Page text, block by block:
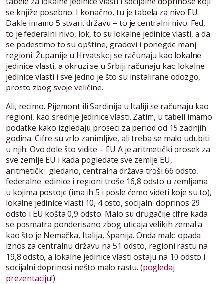
se knjiže posebno. I konačno, tu je tabela za nivo EU.
Dakle imamo 5 stvari: državu – to je centralni nivo. Fed,
to je federalni nivo, lok, to su lokalne jedinice vlasti, a da
se podestimo to su opštine, gradovi i ponegde manji
regioni. Županije u Hrvatskoj se računaju kao lokalne
jedinice vlasti, a okruzi se u Srbiji računaju kao lokalne
jedinice vlasti i sve jedno je što su instalirane odozgo,
prosto zbog svoje veličine.
Ali, recimo, Pijemont ili Sardinija u Italiji se računaju kao
regioni, kao srednje jedinice vlasti. Zatim, u tabeli imamo
podatke kako izgledaju proseci za period od 15 zadnjih
godina. Cifre su vrlo zanimljive, ali treba se malo udubiti
u njih. Ovo dole što vidite – EU A je aritmetički prosek za
sve zemlje EU i kada pogledate sve zemlje EU,
aritmetički gledano, centralna država troši 66 odsto,
federalne jedinice i regioni troše 16,8 odsto u zemljama
u kojima postoje (ima ih 5 i posle ćemo videti koje su to),
lokalne jedinice vlasti 10, 4 osto, socijalni doprinos 29
odsto i EU košta 0,9 odsto. Malo su drugačije cifre kada
se posmatra ponderisano zbog uticaja velikih zemalja
kao što je Nemačka, Italija, Španija. Onda malo opada
iznos za centralnu državu na 51 odsto, regioni rastu na
19,8 odsto, a lokalne jedinice vlasti ostaju na 10 odsto i
socijalni doprinosi nešto malo rastu. (pogledaj
prezentaciju!)